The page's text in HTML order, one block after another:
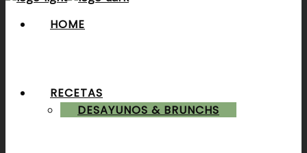
HOME
RECETAS
DESAYUNOS & BRUNCHS